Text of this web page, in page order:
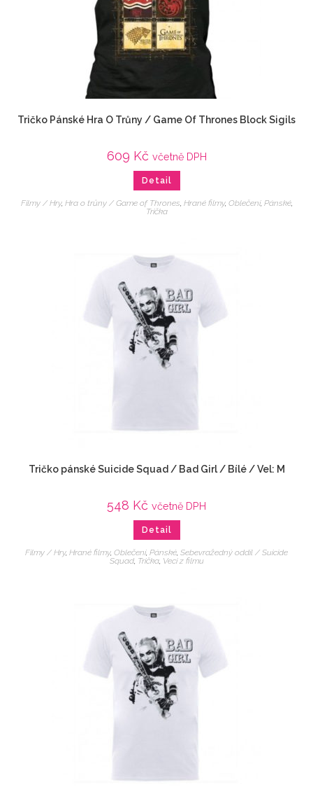
Tričko Pánské Hra O Trůny / Game Of Thrones Block Sigils
609 Kč včetně DPH
Detail
Filmy / Hry, Hra o trůny / Game of Thrones, Hrané filmy, Oblečení, Pánské,
Trička
Tričko pánské Suicide Squad / Bad Girl / Bílé / Vel: M
548 Kč včetně DPH
Detail
Filmy / Hry, Hrané filmy, Oblečení, Pánské, Sebevražedný oddíl / Suicide
Squad, Trička, Veci z filmu